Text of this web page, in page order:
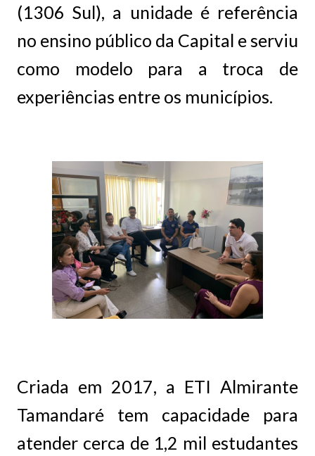
(1306 Sul), a unidade é referência
no ensino público da Capital e serviu
como modelo para a troca de
experiências entre os municípios.
Criada em 2017, a ETI Almirante
Tamandaré tem capacidade para
atender cerca de 1,2 mil estudantes